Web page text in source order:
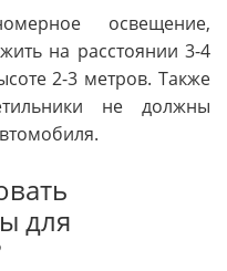
освещение,
на расстоянии 3-4
2-3 метров. Также
не должны
для